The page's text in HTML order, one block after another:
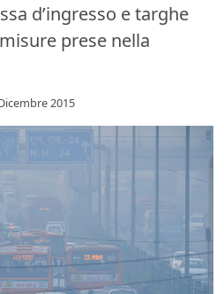
d’ingresso e targhe
prese nella
2015